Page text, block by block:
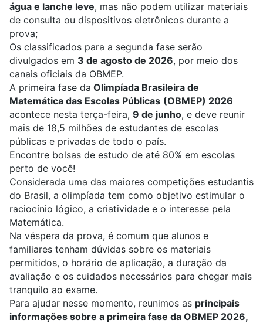
água e lanche leve, mas não podem utilizar materiais
de consulta ou dispositivos eletrônicos durante a
prova;
Os classificados para a segunda fase serão
divulgados em 3 de agosto de 2026, por meio dos
canais oficiais da OBMEP.
A primeira fase da Olimpíada Brasileira de
Matemática das Escolas Públicas (OBMEP) 2026
acontece nesta terça-feira, 9 de junho, e deve reunir
mais de 18,5 milhões de estudantes de escolas
públicas e privadas de todo o país.
Encontre bolsas de estudo de até 80% em escolas
perto de você!
Considerada uma das maiores competições estudantis
do Brasil, a olimpíada tem como objetivo estimular o
raciocínio lógico, a criatividade e o interesse pela
Matemática.
Na véspera da prova, é comum que alunos e
familiares tenham dúvidas sobre os materiais
permitidos, o horário de aplicação, a duração da
avaliação e os cuidados necessários para chegar mais
tranquilo ao exame.
Para ajudar nesse momento, reunimos as principais
informações sobre a primeira fase da OBMEP 2026,